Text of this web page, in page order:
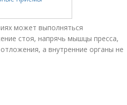
может выполняться
стоя, напрячь мышцы пресса,
а внутренние органы не